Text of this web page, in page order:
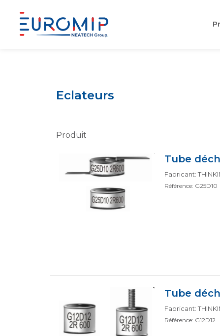
Eclateurs
Produit
Tube
Fabricant:
Référence: G25D10
Tube
Fabricant:
Référence: G12D12